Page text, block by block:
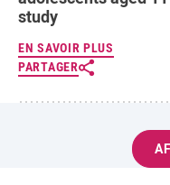
study
EN SAVOIR PLUS
PARTAGER